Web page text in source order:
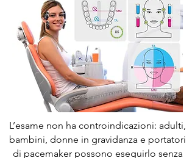
L’esame non ha controindicazioni: adulti,
bambini, donne in gravidanza e portatori
di pacemaker possono eseguirlo senza